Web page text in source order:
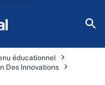
éducationnel
Des Innovations